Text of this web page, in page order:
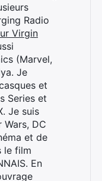
Radio
Virgin
(Marvel,
Je
et
Series et
Je suis
DC
et de
le film
En